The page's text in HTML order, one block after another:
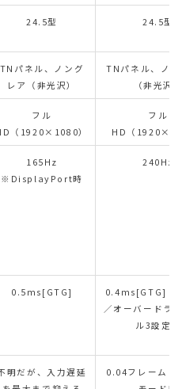
24.5型 24.5型
TNパネル、ノング
レア（非光沢）
TNパネル、ノ
（非光沢
フル
（1920×1080）
フル
HD（
165Hz
※DisplayPort時
240Hz
0.5ms[GTG]
0.4ms[GTG]
／オーバードラ
ル3設定時
明だが、入力遅延
0.04フレーム ※